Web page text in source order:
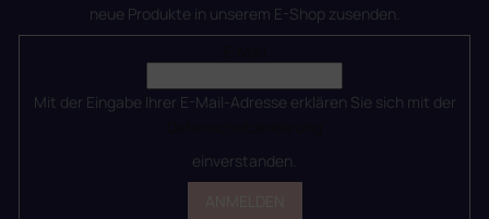
neue Produkte in unserem E-Shop zusenden.
Mit der Eingabe Ihrer E-Mail-Adresse erklären Sie sich mit der
einverstanden.